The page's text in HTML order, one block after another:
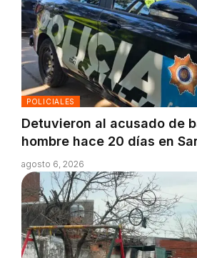
POLICIALES
Detuvieron al acusado de
hombre hace 20 días en
agosto 6, 2026